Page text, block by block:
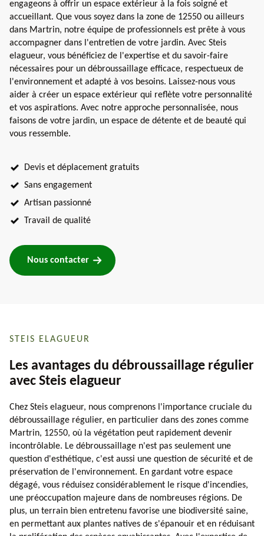
engageons à offrir un espace extérieur à la fois soigné et
accueillant. Que vous soyez dans la zone de 12550 ou ailleurs
dans Martrin, notre équipe de professionnels est prête à vous
accompagner dans l'entretien de votre jardin. Avec Steis
elagueur, vous bénéficiez de l'expertise et du savoir-faire
nécessaires pour un débroussaillage efficace, respectueux de
l'environnement et adapté à vos besoins. Laissez-nous vous
aider à créer un espace extérieur qui reflète votre personnalité
et vos aspirations. Avec notre approche personnalisée, nous
faisons de votre jardin, un espace de détente et de beauté qui
vous ressemble.
Devis et déplacement gratuits
Sans engagement
Artisan passionné
Travail de qualité
Nous contacter
STEIS ELAGUEUR
Les avantages du débroussaillage régulier
avec Steis elagueur
Chez Steis elagueur, nous comprenons l'importance cruciale du
débroussaillage régulier, en particulier dans des zones comme
Martrin, 12550, où la végétation peut rapidement devenir
incontrôlable. Le débroussaillage n'est pas seulement une
question d'esthétique, c'est aussi une question de sécurité et de
préservation de l'environnement. En gardant votre espace
dégagé, vous réduisez considérablement le risque d'incendies,
une préoccupation majeure dans de nombreuses régions. De
plus, un terrain bien entretenu favorise une biodiversité saine,
en permettant aux plantes natives de s'épanouir et en réduisant